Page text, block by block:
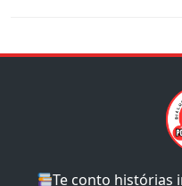
Te conto histórias